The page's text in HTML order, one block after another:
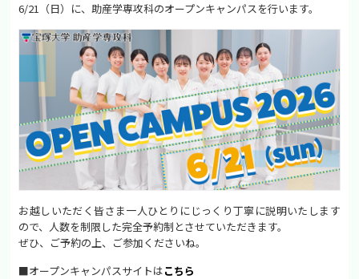
6/21（日）に、助産学専攻科のオープンキャンパスを行います。
お越しいただく皆さま一人ひとりにじっくり丁寧に説明いたします
ので、人数を制限した完全予約制とさせていただきます。
ぜひ、ご予約の上、ご参加くださいね。
■オープンキャンパスサイトはこちら